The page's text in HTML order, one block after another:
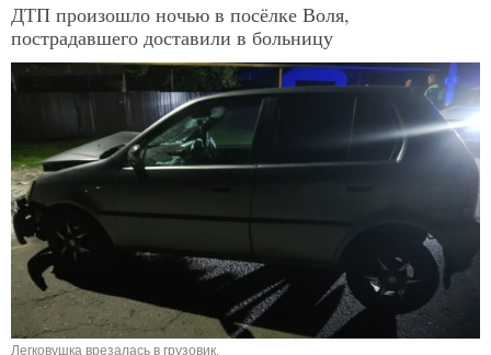
ДТП произошло ночью в посёлке Воля,
пострадавшего доставили в больницу
Легковушка врезалась в грузовик.